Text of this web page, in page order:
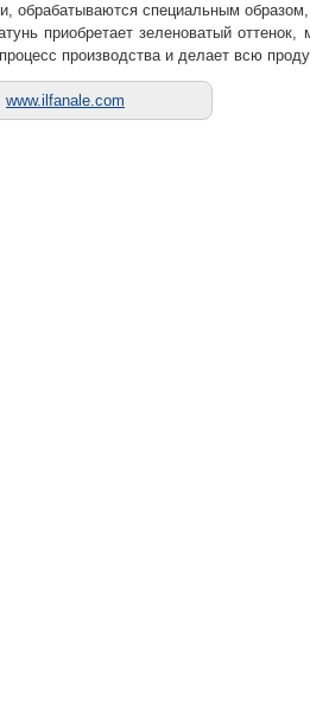
обрабатываются специальным
приобретает зеленоватый
производства и делает всю
www.ilfanale.com